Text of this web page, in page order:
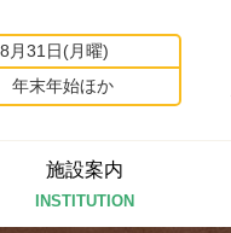
8月31日(月曜)
年末年始ほか
施設案内
INSTITUTION